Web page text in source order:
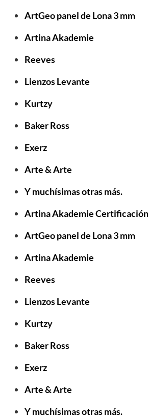
ArtGeo panel de Lona 3 mm
Artina Akademie
Reeves
Lienzos Levante
Kurtzy
Baker Ross
Exerz
Arte & Arte
Y muchísimas otras más.
Artina Akademie Certificación
ArtGeo panel de Lona 3 mm
Artina Akademie
Reeves
Lienzos Levante
Kurtzy
Baker Ross
Exerz
Arte & Arte
Y muchísimas otras más.